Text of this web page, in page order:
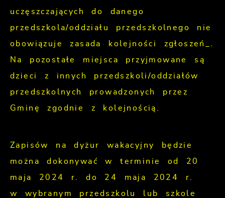
uczęszczających do danego
przedszkola/oddziału przedszkolnego nie
obowiązuje zasada kolejności zgłoszeń_.
Na pozostałe miejsca przyjmowane są
dzieci z innych przedszkoli/oddziałów
przedszkolnych prowadzonych przez
Gminę zgodnie z kolejnością.
Zapisów na dyżur wakacyjny będzie
można dokonywać w terminie od 20
maja 2024 r. do 24 maja 2024 r.
w wybranym przedszkolu lub szkole